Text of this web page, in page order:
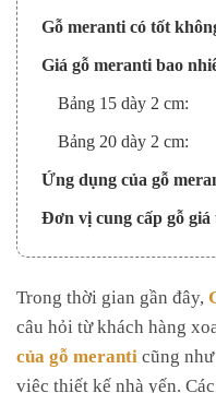
Gỗ meranti có tốt
Giá gỗ meranti bao
Bảng 15 dày 2 cm:
Bảng 20 dày 2 cm:
Ứng dụng của gỗ
Đơn vị cung cấp gỗ
Trong thời gian gần đây,
câu hỏi từ khách hàng
của gỗ meranti cũng
việc thiết kế nhà yến.